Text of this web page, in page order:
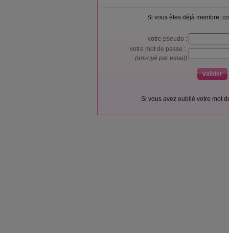
Si vous êtes déjà membre,
votre pseudo :
votre mot de passe :
(envoyé par email)
Si vous avez oublié votre mot